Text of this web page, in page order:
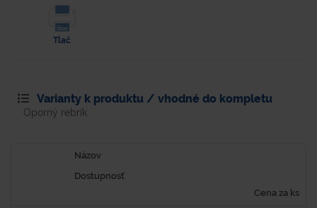
Tlač
Varianty k produktu / vhodné do kompletu
Oporný rebrík
Názov
Dostupnosť
Cena za ks